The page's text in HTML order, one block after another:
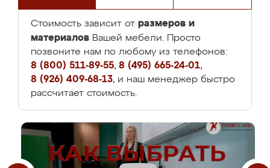
Стоимость зависит от размеров и
материалов Вашей мебели. Просто
позвоните нам по любому из телефонов:
8 (800) 511-89-55, 8 (495) 665-24-01,
8 (926) 409-68-13, и наш менеджер быстро
рассчитает стоимость.